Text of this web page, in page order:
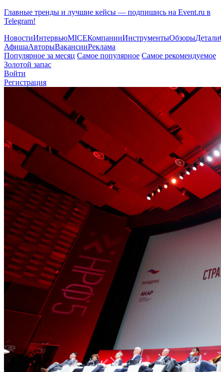
Главные тренды и лучшие кейсы — подпишись на Event.ru в
Telegram!
НовостиИнтервьюMICEКомпанииИнструментыОбзорыДетали
АфишаАвторыВакансииРеклама
Популярное за месяц Самое популярное Самое рекомендуемое
Золотой запас
Войти
Регистрация